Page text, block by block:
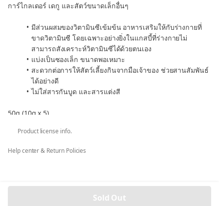
การ์ไกลเดอร์ เดกู และสัตว์ขนาดเล็กอื่นๆ
มีส่วนผสมของวิตามินซีเข้มข้น อาหารเสริมให้กับร่างกายที่
ขาดวิตามินซี โดยเฉพาะอย่างยิ่งในแกสบี้ที่ร่างกายไม่
สามารถสังเคราะห์วิตามินซีได้ด้วยตนเอง
แบ่งเป็นซองเล็ก ขนาดพอเหมาะ
สะดวกต่อการให้สัตว์เลี้ยงกินจากมือเจ้าของ ช่วยสานสัมพันธ์
ได้อย่างดี
ไม่ใส่สารกันบูด และสารแต่งสี
50g (10g x 5)
Product of Japan
Product license info.
Help center & Return Policies
Sold Out